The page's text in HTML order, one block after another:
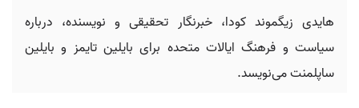
هایدی زیگموند کودا، خبرنگار تحقیقی و نویسنده، درباره
سیاست و فرهنگ ایالات متحده برای بایلین تایمز و بایلین
ساپلمنت می‌نویسد.